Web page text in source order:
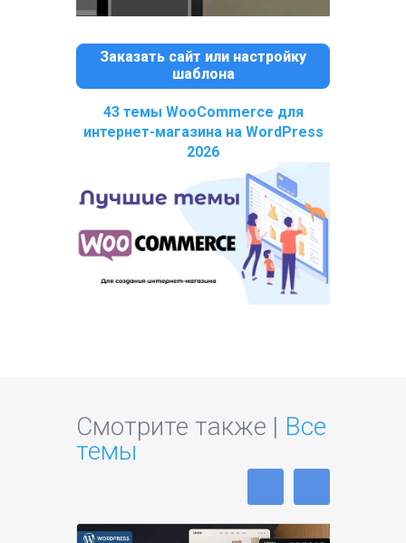
Заказать сайт или настройку
шаблона
43 темы WooCommerce для
интернет-магазина на WordPress
2026
Смотрите также | Все
темы